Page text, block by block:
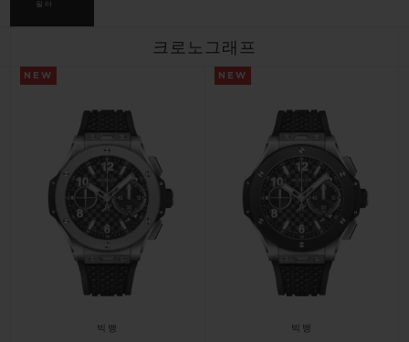
필터
크로노그래프
NEW
빅뱅
NEW
빅뱅
피치 세라믹
익스클루시브 서비스
5+5 워런티
휴블로티스타 및 연장 보증
예상 배송일